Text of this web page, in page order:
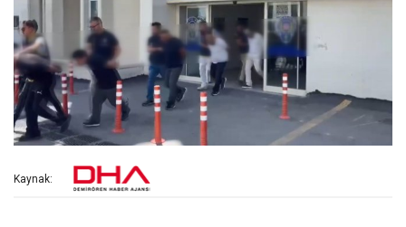
Kaynak: